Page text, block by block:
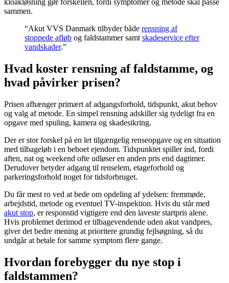
sammen.
“Akut VVS Danmark tilbyder både rensning af
stoppede afløb og faldstammer samt skadeservice efter
vandskader.”
Hvad koster rensning af faldstamme, og
hvad påvirker prisen?
Prisen afhænger primært af adgangsforhold, tidspunkt, akut behov
og valg af metode. En simpel rensning adskiller sig tydeligt fra en
opgave med spuling, kamera og skadesikring.
Der er stor forskel på en let tilgængelig renseopgave og en situation
med tilbageløb i en beboet ejendom. Tidspunktet spiller ind, fordi
aften, nat og weekend ofte udløser en anden pris end dagtimer.
Derudover betyder adgang til renselem, etageforhold og
parkeringsforhold noget for tidsforbruget.
Du får mest ro ved at bede om opdeling af ydelsen: fremmøde,
arbejdstid, metode og eventuel TV-inspektion. Hvis du står med
akut stop, er responstid vigtigere end den laveste startpris alene.
Hvis problemet derimod er tilbagevendende uden akut vandpres,
giver det bedre mening at prioritere grundig fejlsøgning, så du
undgår at betale for samme symptom flere gange.
Hvordan forebygger du nye stop i
faldstammen?